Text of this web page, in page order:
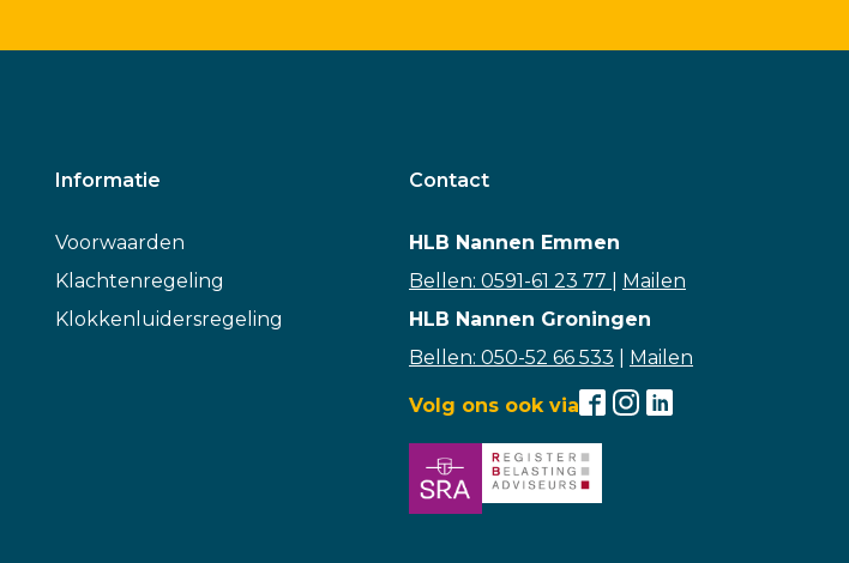
Informatie
Voorwaarden
Klachtenregeling
Klokkenluidersregeling
Contact
HLB Nannen Emmen
Bellen: 0591-61 23 77
Mailen
HLB Nannen Groningen
Bellen: 050-52 66 533
Mailen
Volg ons ook via